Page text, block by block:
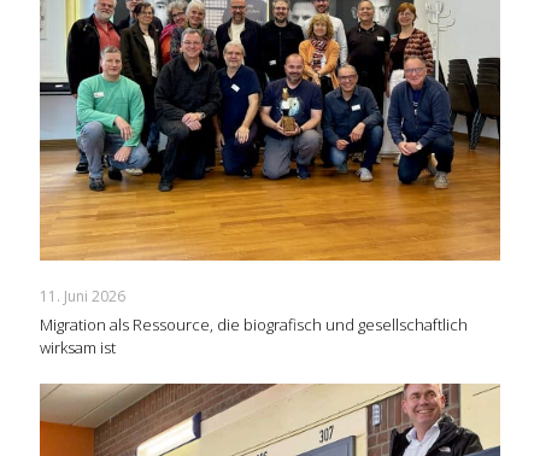
11. Juni 2026
Migration als Ressource, die biografisch und gesellschaftlich
wirksam ist